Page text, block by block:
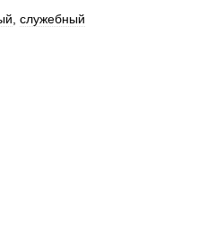
служебный